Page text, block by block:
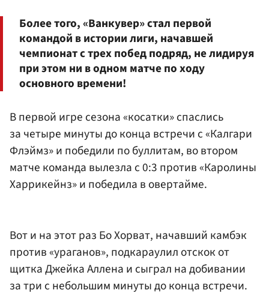
Более того, «Ванкувер» стал первой
командой в истории лиги, начавшей
чемпионат с трех побед подряд, не лидируя
при этом ни в одном матче по ходу
основного времени!
В первой игре сезона «косатки» спаслись
за четыре минуты до конца встречи с «Калгари
Флэймз» и победили по буллитам, во втором
матче команда вылезла с 0:3 против «Каролины
Харрикейнз» и победила в овертайме.
Вот и на этот раз Бо Хорват, начавший камбэк
против «ураганов», подкараулил отскок от
щитка Джейка Аллена и сыграл на добивании
за три с небольшим минуты до конца встречи.